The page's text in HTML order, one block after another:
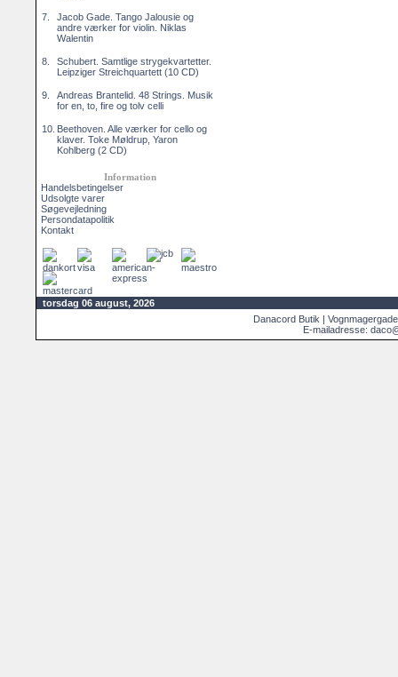
7.
Jacob Gade. Tango Jalousie og
andre værker for violin. Niklas
Walentin
8.
Schubert. Samtlige strygekvartetter.
Leipziger Streichquartett (10 CD)
9.
Andreas Brantelid. 48 Strings. Musik
for en, to, fire og tolv celli
10. Beethoven. Alle værker for cello og
klaver. Toke Møldrup, Yaron
Kohlberg (2 CD)
Information
Handelsbetingelser
Udsolgte varer
Søgevejledning
Persondatapolitik
Kontakt
torsdag 06 august, 2026
Danacord Butik |
E-mailadresse: